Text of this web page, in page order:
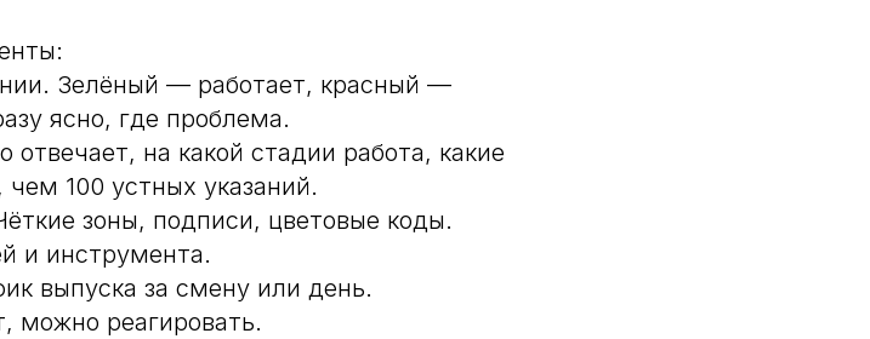
Зелёный — работает, красный —
ясно, где проблема.
отвечает, на какой стадии работа, какие
100 устных указаний.
зоны, подписи, цветовые коды.
и инструмента.
выпуска за смену или день.
можно реагировать.